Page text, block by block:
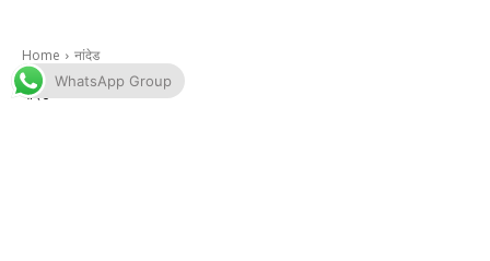
WhatsApp Group